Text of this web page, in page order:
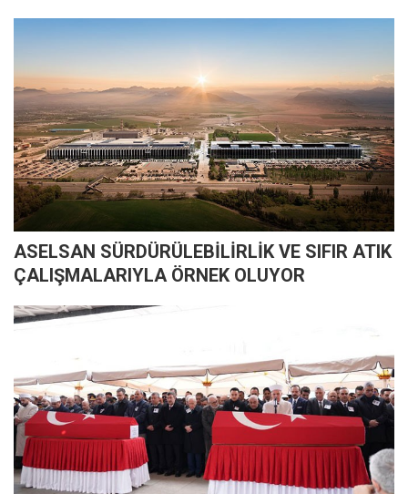
ASELSAN SÜRDÜRÜLEBİLİRLİK VE SIFIR ATIK
ÇALIŞMALARIYLA ÖRNEK OLUYOR